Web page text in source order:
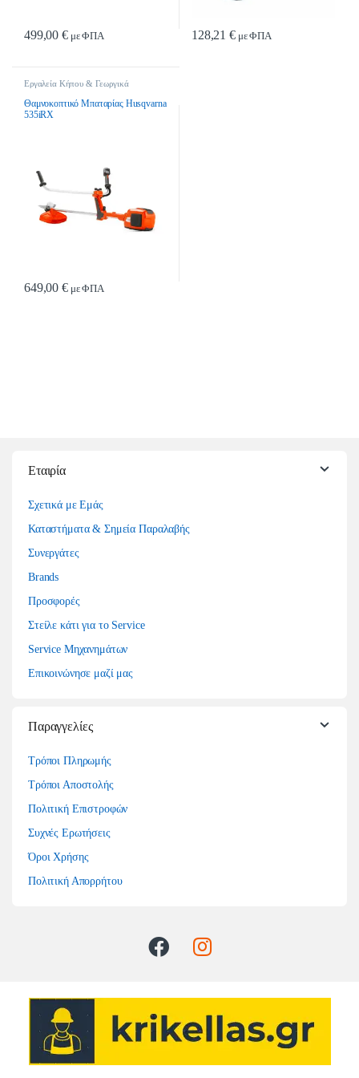
499,00€με ΦΠΑ 128,21€με ΦΠΑ
Εργαλεία Κήπου & Γεωργικά
Χορτοκοπτικά - Θαμνοκοπτικά -
Σκαπτικά
Θαμνοκοπτικό Μπαταρίας Husqvarna
535iRΧ
649,00€με ΦΠΑ
Εταιρία
Σχετικά με Εμάς
Καταστήματα & Σημεία Παραλαβής
Συνεργάτες
Brands
Προσφορές
Στείλε κάτι για το Service
Service Μηχανημάτων
Επικοινώνησε μαζί μας
Παραγγελίες
Τρόποι Πληρωμής
Τρόποι Αποστολής
Πολιτική Επιστροφών
Συχνές Ερωτήσεις
Όροι Χρήσης
Πολιτική Απορρήτου